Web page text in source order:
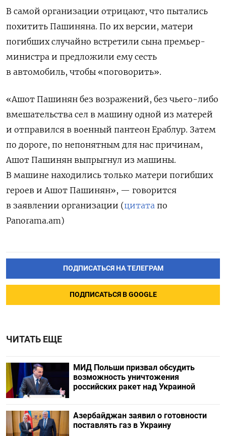
В самой организации отрицают, что пытались
похитить Пашиняна. По их версии, матери
погибших случайно встретили сына премьер-
министра и предложили ему сесть
в автомобиль, чтобы «поговорить».
«Ашот Пашинян без возражений, без чьего-либо
вмешательства сел в машину одной из матерей
и отправился в военный пантеон Ераблур. Затем
по дороге, по непонятным для нас причинам,
Ашот Пашинян выпрыгнул из машины.
В машине находились только матери погибших
героев и Ашот Пашинян», — говорится
в заявлении организации (цитата по
Panorama.am)
ПОДПИСАТЬСЯ НА ТЕЛЕГРАМ
ПОДПИСАТЬСЯ В GOOGLE
ЧИТАТЬ ЕЩЕ
МИД Польши призвал обсудить
возможность уничтожения
российских ракет над Украиной
Азербайджан заявил о готовности
поставлять газ в Украину